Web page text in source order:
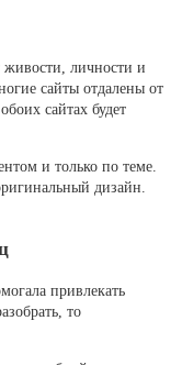
живости, личности и
сайты отдалены от
сайтах будет
и только по теме.
дизайн.
привлекать
то